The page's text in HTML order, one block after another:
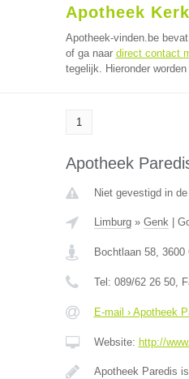
Apotheek
Apotheek-vinden.be
of ga naar direct contact
tegelijk. Hieronder
1
Apotheek
Niet gevestigd in
Limburg» Genk|
Bochtlaan 58, 3600
Tel: 089/62 26 50,
E-mail › Apotheek
Website: http://
Apotheek Paredis